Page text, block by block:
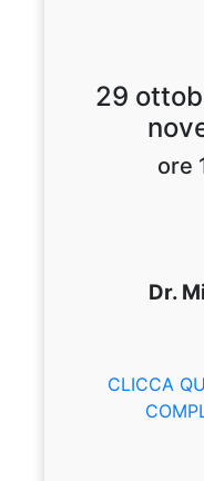
29
ore
Dr.
CLICCA